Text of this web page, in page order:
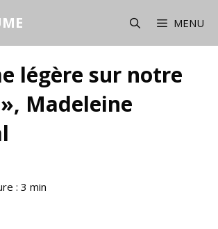
MENU
légère sur notre
Madeleine
: 3 min